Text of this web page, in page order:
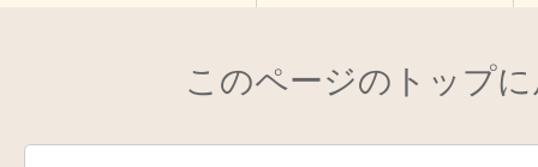
このページのトップ